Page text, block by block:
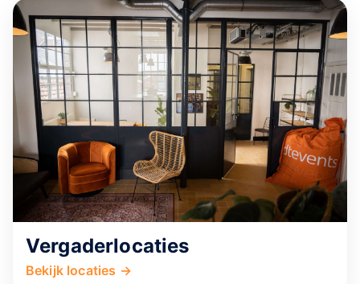
Vergaderlocaties
Bekijk locaties →